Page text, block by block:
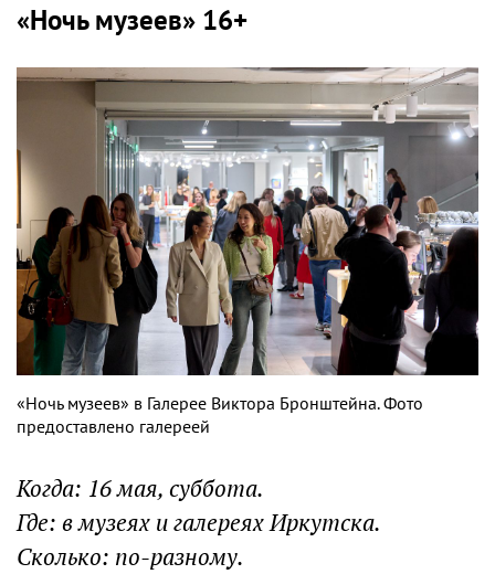
«Ночь музеев» 16+
«Ночь музеев» в Галерее Виктора Бронштейна. Фото
предоставлено галереей
Когда: 16 мая, суббота.
Где: в музеях и галереях Иркутска.
Сколько: по-разному.